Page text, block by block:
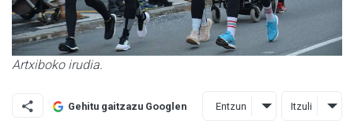
Artxiboko irudia.
Gehitu gaitzazu Googlen Entzun Itzuli